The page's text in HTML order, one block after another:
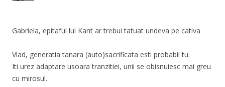
Gabriela, epitaful lui Kant ar trebui tatuat undeva pe cativa
Vlad, generatia tanara (auto)sacrificata esti probabil tu.
Iti urez adaptare usoara tranzitiei, unii se obisnuiesc mai greu
cu mirosul.